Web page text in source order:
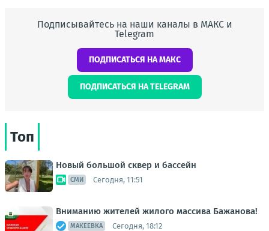
Подписывайтесь на наши каналы в МАКС и
Telegram
ПОДПИСАТЬСЯ НА МАКС
ПОДПИСАТЬСЯ НА TELEGRAM
Топ
Новый большой сквер и бассейн
СМИ Сегодня, 11:51
Вниманию жителей жилого массива Бажанова!
МАКЕЕВКА Сегодня, 18:12